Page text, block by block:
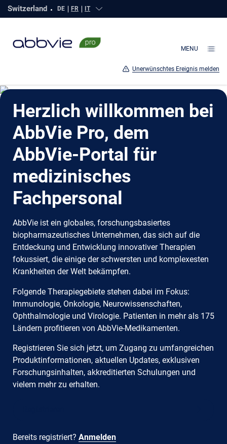
German
Page
Switzerland DE FR IT Click to open countries
MENU
Unerwünschtes Ereignis melden
Herzlich willkommen bei
AbbVie Pro, dem
AbbVie-Portal für
medizinisches
Fachpersonal
AbbVie ist ein globales, forschungsbasiertes
biopharmazeutisches Unternehmen, das sich auf die
Entdeckung und Entwicklung innovativer Therapien
fokussiert, die einige der schwersten und komplexesten
Krankheiten der Welt bekämpfen.
Folgende Therapiegebiete stehen dabei im Fokus:
Immunologie, Onkologie, Neurowissenschaften,
Ophthalmologie und Virologie. Patienten in mehr als 175
Ländern profitieren von AbbVie-Medikamenten.
Registrieren Sie sich jetzt, um Zugang zu umfangreichen
Produktinformationen, aktuellen Updates, exklusiven
Forschungsinhalten, akkreditierten Schulungen und
vielem mehr zu erhalten.
Bereits registriert? Anmelden